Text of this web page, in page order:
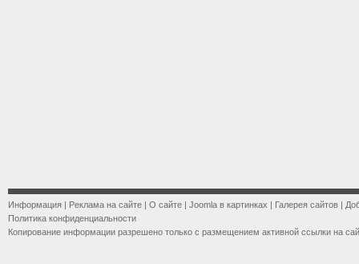
Информация | Реклама на сайте | О сайте | Joomla в картинках | Галерея сайтов |
Политика конфиденциальности
Копирование информации разрешено только с размещением активной ссылки на